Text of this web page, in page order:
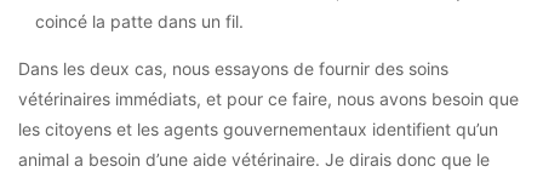
coincé la patte dans un fil.
Dans les deux cas, nous essayons de fournir des soins
vétérinaires immédiats, et pour ce faire, nous avons besoin que
les citoyens et les agents gouvernementaux identifient qu’un
animal a besoin d’une aide vétérinaire. Je dirais donc que le